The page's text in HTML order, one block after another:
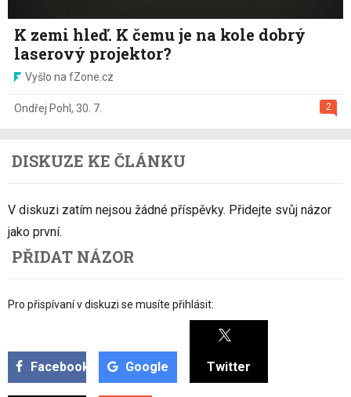
K zemi hleď. K čemu je na kole dobrý
laserový projektor?
Vyšlo na fZone.cz
2
Ondřej Pohl , 30. 7.
DISKUZE KE ČLÁNKU
V diskuzi zatím nejsou žádné příspěvky. Přidejte svůj názor
jako první.
PŘIDAT NÁZOR
Pro přispívaní v diskuzi se musíte přihlásit:
Facebook Google Twitter